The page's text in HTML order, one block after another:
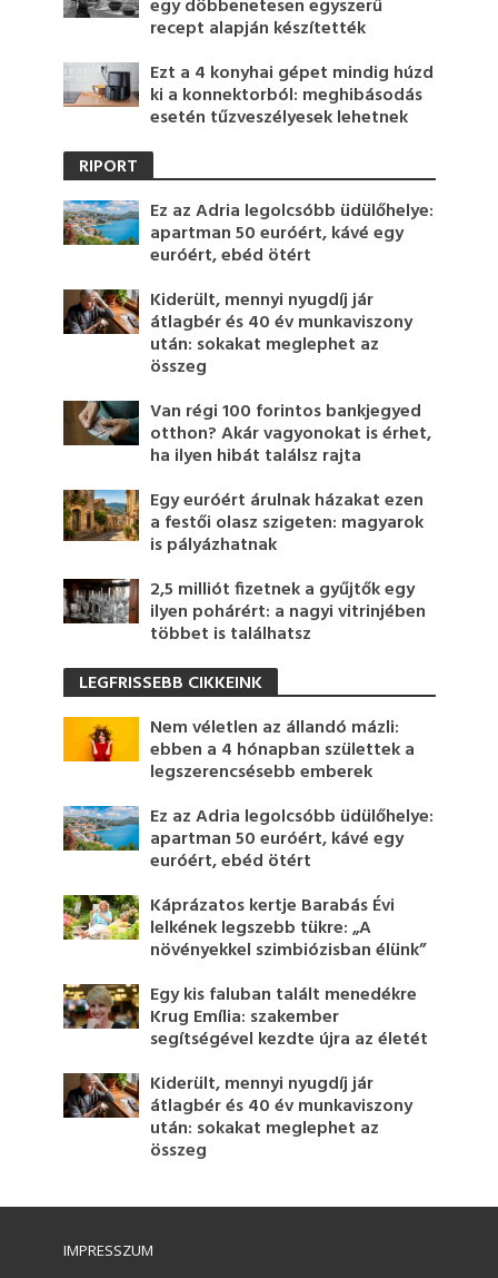
egy döbbenetesen egyszerű
recept alapján készítették
Ezt a 4 konyhai gépet mindig húzd
ki a konnektorból: meghibásodás
esetén tűzveszélyesek lehetnek
RIPORT
Ez az Adria legolcsóbb üdülőhelye:
apartman 50 euróért, kávé egy
euróért, ebéd ötért
Kiderült, mennyi nyugdíj jár
átlagbér és 40 év munkaviszony
után: sokakat meglephet az
összeg
Van régi 100 forintos bankjegyed
otthon? Akár vagyonokat is érhet,
ha ilyen hibát találsz rajta
Egy euróért árulnak házakat ezen
a festői olasz szigeten: magyarok
is pályázhatnak
2,5 milliót fizetnek a gyűjtők egy
ilyen pohárért: a nagyi vitrinjében
többet is találhatsz
LEGFRISSEBB CIKKEINK
Nem véletlen az állandó mázli:
ebben a 4 hónapban születtek a
legszerencsésebb emberek
Ez az Adria legolcsóbb üdülőhelye:
apartman 50 euróért, kávé egy
euróért, ebéd ötért
Káprázatos kertje Barabás Évi
lelkének legszebb tükre: „A
növényekkel szimbiózisban élünk”
Egy kis faluban talált menedékre
Krug Emília: szakember
segítségével kezdte újra az életét
Kiderült, mennyi nyugdíj jár
átlagbér és 40 év munkaviszony
után: sokakat meglephet az
összeg
IMPRESSZUM